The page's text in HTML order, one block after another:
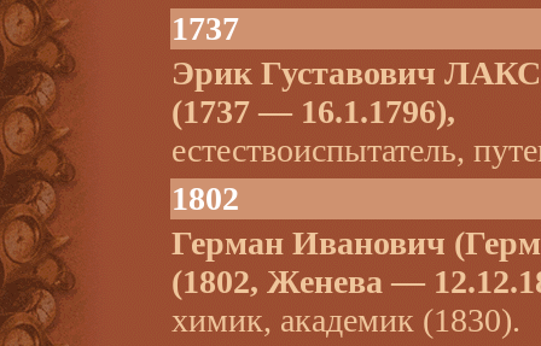
1737
Эрик Густавович
(1737 — 16.1.1796),
естествоиспытатель,
1802
Герман Иванович
(1802, Женева —
химик, академик (1830).